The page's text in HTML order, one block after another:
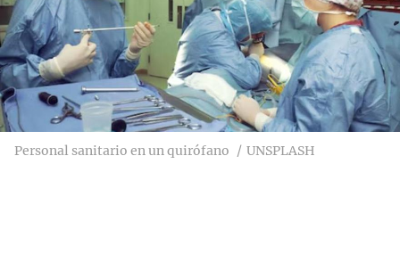
Personal sanitario en un quirófano UNSPLASH